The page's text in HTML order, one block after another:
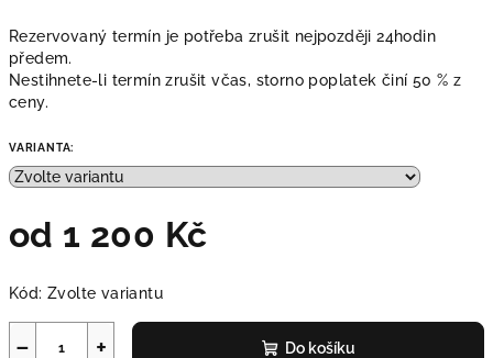
Rezervovaný termín je potřeba zrušit nejpozději 24hodin
předem.
Nestihnete-li termín zrušit včas, storno poplatek činí 50 % z
ceny.
VARIANTA:
od 1 200 Kč
cena:
Kód: Zvolte variantu
+
− Do košíku